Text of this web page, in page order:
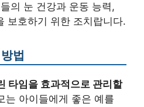
의 눈 건강과 운동 능력,
보호하기 위한 조치랍니다.
법
타임을 효과적으로 관리할
는 아이들에게 좋은 예를